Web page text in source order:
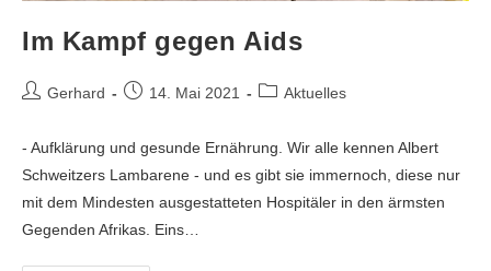
Im Kampf gegen Aids
Gerhard 14. Mai 2021 Aktuelles
- Aufklärung und gesunde Ernährung. Wir alle kennen Albert
Schweitzers Lambarene - und es gibt sie immernoch, diese nur
mit dem Mindesten ausgestatteten Hospitäler in den ärmsten
Gegenden Afrikas. Eins…